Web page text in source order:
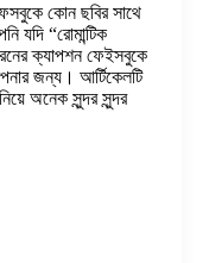
কোন ছবির সাথে
যদি “রোমান্টিক
ক্যাপশন ফেইসবুকে
জন্য। আর্টিকেলটি
অনেক সুন্দর সুন্দর